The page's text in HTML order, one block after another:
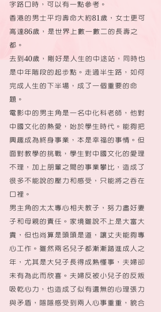
字路口時，可以有一點參考。
香港的男士平均壽命大約81歲，女士更可
高達86歲，是世界上數一數二的長壽之
都。
去到40歲，剛好是人生的中途站，同時也
是中年階段的起步點。走過半生路，如何
完成人生的下半場，成了一個重要的命
題。
電影中的男主角是一名中化科老師，他對
中國文化的熱愛，始於學生時代。能夠把
興趣成為終身事業，本是幸福的事情。但
面對教學的挑戰，學生對中國文化的愛理
不理，加上朋輩之間的事業攀比，造成了
很多不能說的壓力和感受，只能將之吞在
口裡。
男主角的太太專心相夫教子，努力盡好妻
子和母親的責任。家境雖說不上是大富大
貴，但也尚算是頭頭是道，讓丈夫能夠專
心工作。雖然兩名兒子都漸漸踏進成人之
年，尤其是大兒子長得成熟懂事，夫婦卻
未有為此而欣喜。夫婦反被小兒子的反叛
吸乾心力，也造成了似有還無的心理張力
與矛盾，隱隱感受到兩人心事重重，貌合